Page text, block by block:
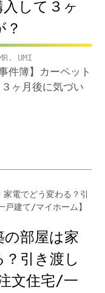
して３ヶ
？
UMI
件簿】カーペット
ヶ月後に気づい
の部屋は家
引き渡し
文住宅/一